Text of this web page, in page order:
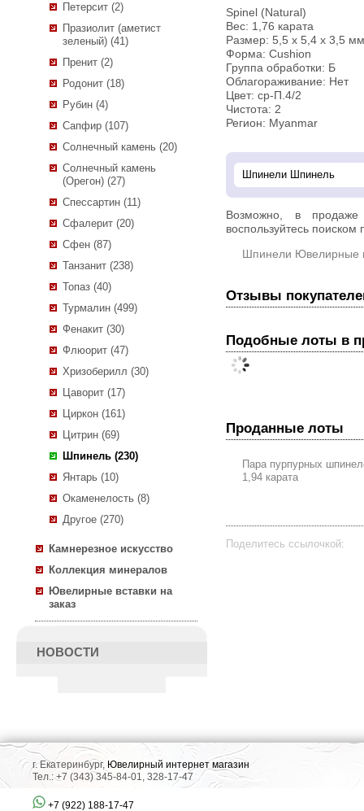
Петерсит (2)
Празиолит (аметист
зеленый) (41)
Пренит (2)
Родонит (18)
Рубин (4)
Сапфир (107)
Солнечный камень (20)
Солнечный камень
(Орегон) (27)
Спессартин (11)
Сфалерит (20)
Сфен (87)
Танзанит (238)
Топаз (40)
Турмалин (499)
Фенакит (30)
Флюорит (47)
Хризоберилл (30)
Цаворит (17)
Циркон (161)
Цитрин (69)
Шпинель (230)
Янтарь (10)
Окаменелость (8)
Другое (270)
Камнерезное искусство
Коллекция минералов
Ювелирные вставки на
заказ
НОВОСТИ
Spinel (Natural)
Вес: 1,76 карата
Размер: 5,5 х 5,4 х 3,5
Форма: Cushion
Группа обработки: Б
Облагораживание: Нет
Цвет: ср-П.4/2
Чистота: 2
Регион: Myanmar
Возможно, в
воспользуйтесь поиском
Шпинели Ювелирные
Отзывы
Подобные лоты в
Проданные лоты
Пара пурпурных
1,94 карата
Поделитесь ссылочкой:
г. Екатеринбург, Ювелирный интернет магазин
Тел.: +7 (343) 345-84-01, 328-17-47
+7 (922) 188-17-47